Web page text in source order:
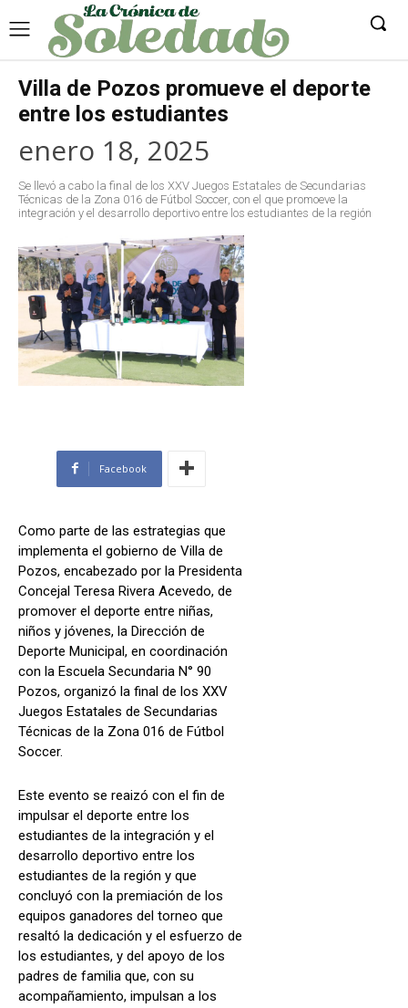
Villa de Pozos promueve el deporte
entre los estudiantes
enero 18, 2025
Se llevó a cabo la final de los XXV Juegos Estatales de Secundarias
Técnicas de la Zona 016 de Fútbol Soccer, con el que promoeve la
integración y el desarrollo deportivo entre los estudiantes de la región
Facebook
Como parte de las estrategias que
implementa el gobierno de Villa de
Pozos, encabezado por la Presidenta
Concejal Teresa Rivera Acevedo, de
promover el deporte entre niñas,
niños y jóvenes, la Dirección de
Deporte Municipal, en coordinación
con la Escuela Secundaria N° 90
Pozos, organizó la final de los XXV
Juegos Estatales de Secundarias
Técnicas de la Zona 016 de Fútbol
Soccer.
Este evento se reaizó con el fin de
impulsar el deporte entre los
estudiantes de la integración y el
desarrollo deportivo entre los
estudiantes de la región y que
concluyó con la premiación de los
equipos ganadores del torneo que
resaltó la dedicación y el esfuerzo de
los estudiantes, y del apoyo de los
padres de familia que, con su
acompañamiento, impulsan a los